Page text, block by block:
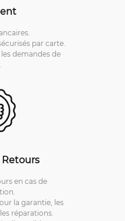
par carte.
demandes de
en cas de
la garantie, les
réparations.